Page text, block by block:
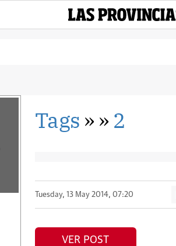
Tags » » 2
Tuesday, 13 May 2014, 07:20
VER POST